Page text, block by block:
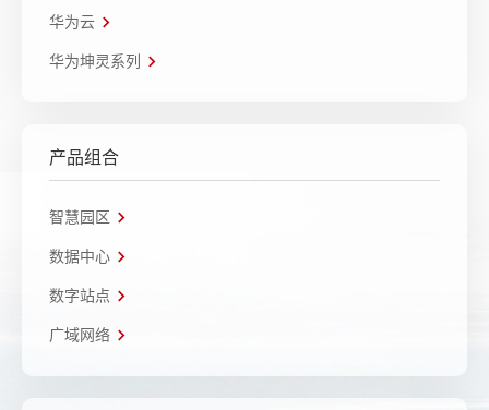
华为云
华为坤灵系列
产品组合
智慧园区
数据中心
数字站点
广域网络